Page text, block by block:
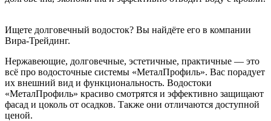
Ищете долговечный водосток? Вы найдёте его в компании
Вира-Трейдинг.
Нержавеющие, долговечные, эстетичные, практичные ― это
всё про водосточные системы «МеталПрофиль». Вас порадует
их внешний вид и функциональность. Водостоки
«МеталПрофиль» красиво смотрятся и эффективно защищают
фасад и цоколь от осадков. Также они отличаются доступной
ценой.